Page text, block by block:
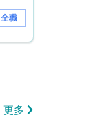
全職
更多